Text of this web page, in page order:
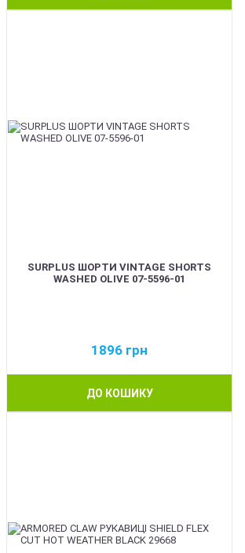
SURPLUS ШОРТИ VINTAGE SHORTS
WASHED OLIVE 07-5596-01
1896 грн
ДО КОШИКУ